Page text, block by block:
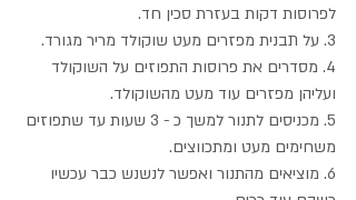
לפרוסות דקות בעזרת סכין חד.
3. על תבנית מפזרים מעט שוקולד מריר מגורד.
4. מסדרים את פרוסות התפוזים על השוקולד
ועליהן מפזרים עוד מעט מהשוקולד.
5. מכניסים לתנור למשך כ - 3 שעות עד שתפוזים
משחימים מעט ומתכווצים.
6. מוציאים מהתנור ואפשר לנשנש כבר עכשיו